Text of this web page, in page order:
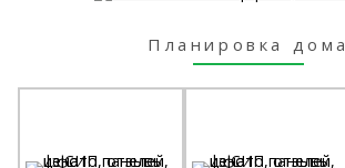
Планировка дома